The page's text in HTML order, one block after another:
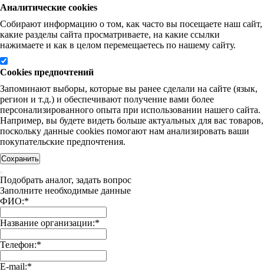
Аналитические cookies
Собирают информацию о том, как часто вы посещаете наш сайт,
какие разделы сайта просматриваете, на какие ссылки
нажимаете и как в целом перемещаетесь по нашему сайту.
Cookies предпочтений
Запоминают выборы, которые вы ранее сделали на сайте (язык,
регион и т.д.) и обеспечивают получение вами более
персонализированного опыта при использовании нашего сайта.
Например, вы будете видеть больше актуальных для вас товаров,
поскольку данные cookies помогают нам анализировать ваши
покупательские предпочтения.
Сохранить
Подобрать аналог, задать вопрос
Заполните необходимые данные
ФИО:*
Название организации:*
Телефон:*
E-mail:*